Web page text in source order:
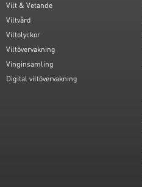
Vilt & Vetande
Viltvård
Viltolyckor
Viltövervakning
Vinginsamling
Digital viltövervakning